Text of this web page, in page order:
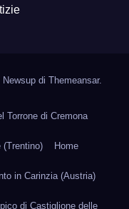
Newsup di Themeansar.
Torrone di Cremona
(Trentino) Home
in Carinzia (Austria)
di Castiglione delle